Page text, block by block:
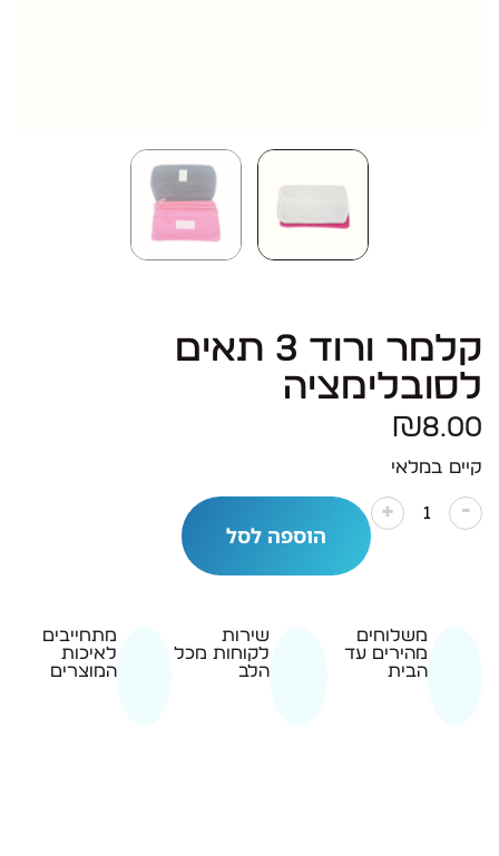
קלמר ורוד 3 תאים
לסובלימציה
₪8.00
קיים במלאי
-
+
הוספה לסל
משלוחים
מהירים עד
הבית
שירות
לקוחות מכל
הלב
מתחייבים
לאיכות
המוצרים